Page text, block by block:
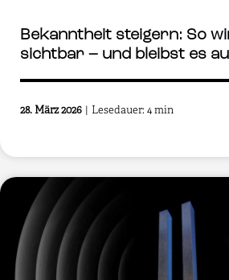
Bekanntheit steigern: So
sichtbar – und bleibst es
28. März 2026 | Lesedauer: 4 min